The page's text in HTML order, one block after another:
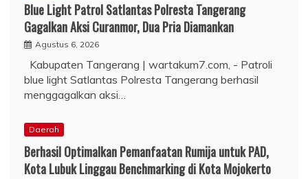
Blue Light Patrol Satlantas Polresta Tangerang
Gagalkan Aksi Curanmor, Dua Pria Diamankan
Agustus 6, 2026
Kabupaten Tangerang | wartakum7.com, - Patroli
blue light Satlantas Polresta Tangerang berhasil
menggagalkan aksi…
Daerah
Berhasil Optimalkan Pemanfaatan Rumija untuk PAD,
Kota Lubuk Linggau Benchmarking di Kota Mojokerto